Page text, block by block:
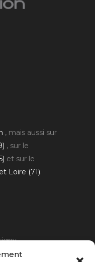
, mais aussi sur
, sur le
et sur le
Loire (71).